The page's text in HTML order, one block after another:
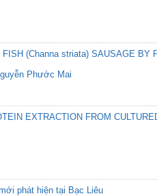
(Channa striata) SAUSAGE BY
Phước Mai
EXTRACTION FROM
phát hiện tại Bạc Liêu